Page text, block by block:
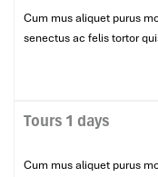
Cum mus aliquet purus
senectus ac felis tortor
Tours 1 days
Cum mus aliquet purus